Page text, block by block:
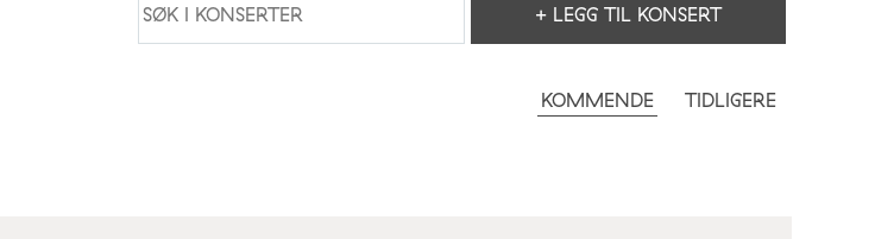
+ LEGG TIL KONSERT
KOMMENDE TIDLIGERE